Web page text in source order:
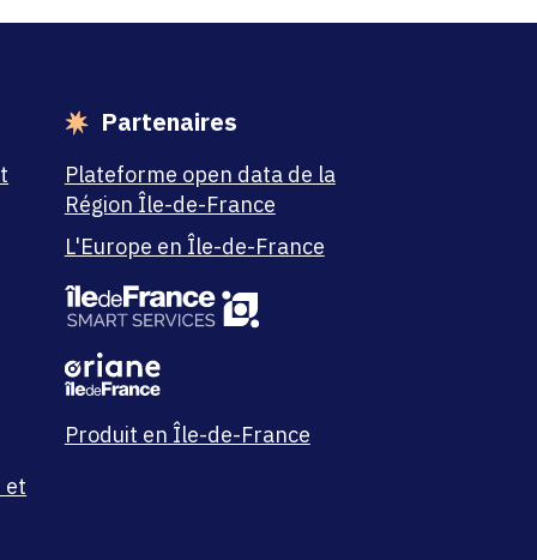
et
Partenaires
Plateforme open data de la
Région Île-de-France
L'Europe en Île-de-France
Produit en Île-de-France